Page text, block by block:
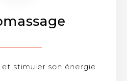
et stimuler son énergie